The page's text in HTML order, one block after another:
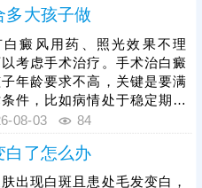
斑复色助力。另一方面，要
范治疗，在医生指导下个性化
光，促进黑色素细胞修复、
，令表皮黑色素再分泌，使
正常。
多大孩子做
白癜风用药、照光效果不理
考虑手术治疗。手术治白癜
年龄要求不高，关键是要满
件，比如病情处于稳定期、
白癜风、非瘢痕体质，术前
法被应用到白癜风临床治疗
黑色素细胞种植，与植皮手术
08-03 84
白了怎么办
出现白斑且患处毛发变白，